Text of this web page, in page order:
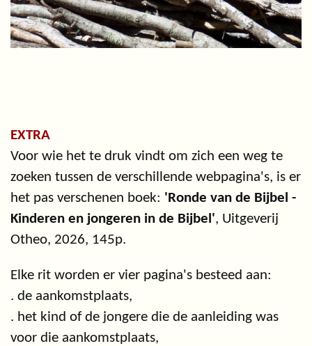
EXTRA
Voor wie het te druk vindt om zich een weg te
zoeken tussen de verschillende webpagina's, is er
het pas verschenen boek: 'Ronde van de Bijbel -
Kinderen en jongeren in de Bijbel', Uitgeverij
Otheo, 2026, 145p.
Elke rit worden er vier pagina's besteed aan:
. de aankomstplaats,
. het kind of de jongere die de aanleiding was
voor die aankomstplaats,